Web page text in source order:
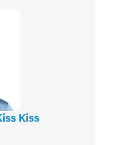
Kiss